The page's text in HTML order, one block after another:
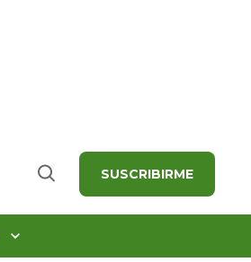
Buscar SUSCRIBIRME